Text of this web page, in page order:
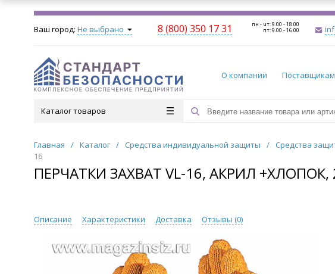
Ваш город: Не выбрано 8 (800) 350 17 31 пн - чт: 9.00 - 18.00
пт: 9.00 - 16.00
О компании Поставщикам
Каталог товаров
Главная / Каталог / Средства индивидуальной защиты / Средства
16
ПЕРЧАТКИ ЗАХВАТ VL-16, АКРИЛ
Описание Характеристики Доставка Отзывы (0)